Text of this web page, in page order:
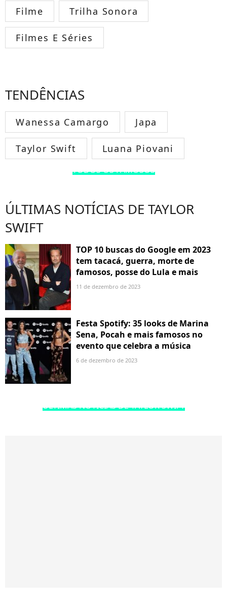
Filme Trilha Sonora
Filmes E Séries
TENDÊNCIAS
Wanessa Camargo Japa
Taylor Swift Luana Piovani
TODOS OS FAMOSOS
ÚLTIMAS NOTÍCIAS DE TAYLOR
SWIFT
TOP 10 buscas do Google em 2023
tem tacacá, guerra, morte de
famosos, posse do Lula e mais
11 de dezembro de 2023
Festa Spotify: 35 looks de Marina
Sena, Pocah e mais famosos no
evento que celebra a música
6 de dezembro de 2023
ÚLTIMAS NOTÍCIAS DE TAYLOR SWIFT